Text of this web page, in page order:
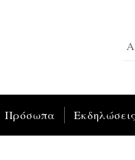
Πρόσωπα Εκδηλώσεις